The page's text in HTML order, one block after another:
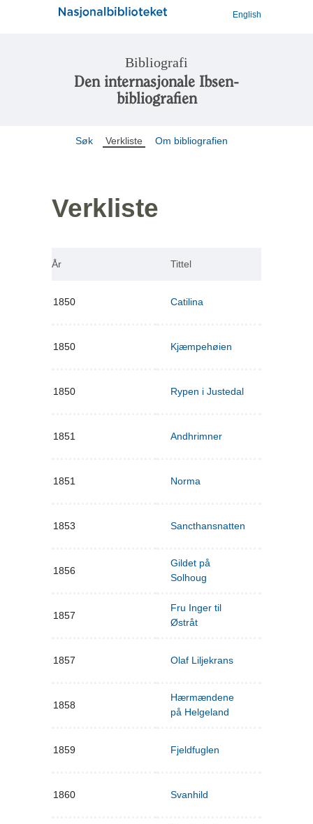
English
Bibliografi
Den internasjonale Ibsen-
bibliografien
Søk Verkliste Om bibliografien
Verkliste
År Tittel
1850 Catilina
1850 Kjæmpehøien
1850 Rypen i Justedal
1851 Andhrimner
1851 Norma
1853 Sancthansnatten
1856
Gildet på
Solhoug
1857
Fru Inger til
Østråt
1857 Olaf Liljekrans
1858
Hærmændene
på Helgeland
1859 Fjeldfuglen
1860 Svanhild